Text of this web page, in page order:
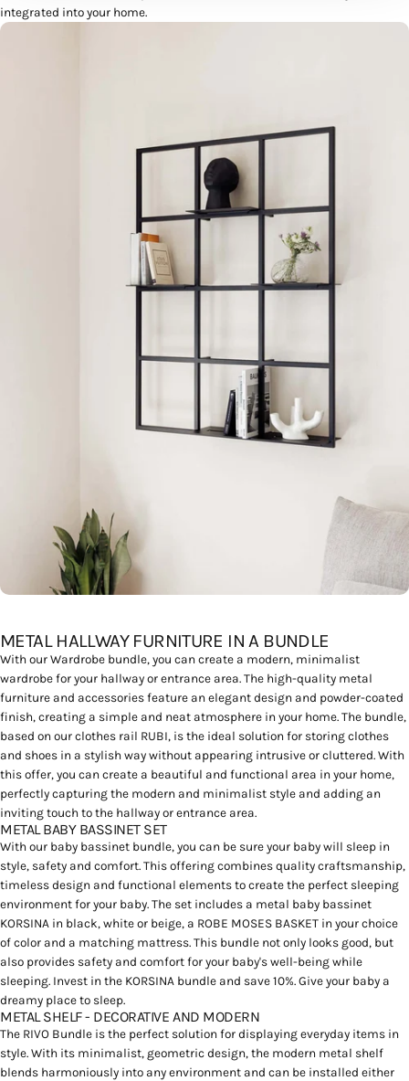
zu können und die Zugriffe auf unsere Website zu
haben oder die sie im Rahmen Ihrer Nutzung der Dienste
integrated into your home.
METAL HALLWAY FURNITURE IN A BUNDLE
With ourWardrobe bundle, you can create a modern, minimalist
wardrobe for your hallway or entrance area. The high-quality metal
furniture and accessories feature an elegant design and powder-coated
finish, creating a simple and neat atmosphere in your home. The bundle,
based on ourclothes rail RUBI, is the ideal solution for storing clothes
and shoes in a stylish way without appearing intrusive or cluttered. With
this offer, you can create a beautiful and functional area in your home,
perfectly capturing the modern and minimalist style and adding an
inviting touch to the hallway or entrance area.
METAL BABY BASSINET SET
With our baby bassinet bundle, you can be sure your baby will sleep in
style, safety and comfort. This offering combines quality craftsmanship,
timeless design and functional elements to create the perfect sleeping
environment for your baby. The set includes a metal baby bassinet
KORSINA in black, white or beige, a ROBE MOSES BASKET in your choice
of color and a matching mattress. This bundle not only looks good, but
also provides safety and comfort for your baby's well-being while
sleeping. Invest in the KORSINA bundle and save 10%. Give your baby a
dreamy place to sleep.
METAL SHELF - DECORATIVE AND MODERN
The RIVO Bundle is the perfect solution for displaying everyday items in
style. With its minimalist, geometric design, the modern metal shelf
blends harmoniously into any environment and can be installed either